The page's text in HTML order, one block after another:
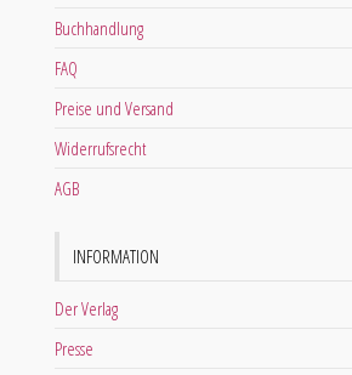
Buchhandlung
FAQ
Preise und Versand
Widerrufsrecht
AGB
INFORMATION
Der Verlag
Presse